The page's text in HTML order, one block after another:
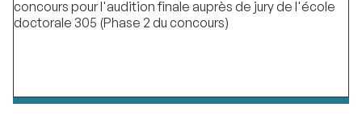
concours pour l'audition finale auprès de jury de l'école
doctorale 305 (Phase 2 du concours)